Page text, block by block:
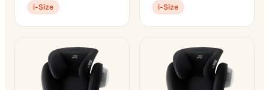
i-Size i-Size